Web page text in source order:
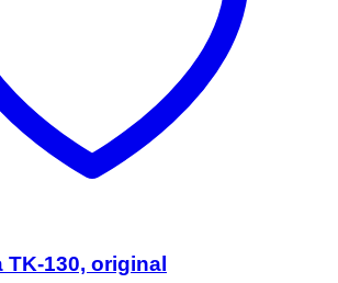
130, original